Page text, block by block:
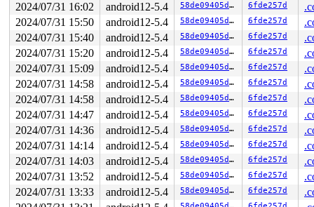
2024/07/31 16:02
android12-5.4 58de09405d1e 6fde257d
2024/07/31 15:50
android12-5.4 58de09405d1e 6fde257d
2024/07/31 15:40
android12-5.4 58de09405d1e 6fde257d
2024/07/31 15:20
android12-5.4 58de09405d1e 6fde257d
2024/07/31 15:09
android12-5.4 58de09405d1e 6fde257d
2024/07/31 14:58
android12-5.4 58de09405d1e 6fde257d
2024/07/31 14:58
android12-5.4 58de09405d1e 6fde257d
2024/07/31 14:47
android12-5.4 58de09405d1e 6fde257d
2024/07/31 14:36
android12-5.4 58de09405d1e 6fde257d
2024/07/31 14:14
android12-5.4 58de09405d1e 6fde257d
2024/07/31 14:03
android12-5.4 58de09405d1e 6fde257d
2024/07/31 13:52
android12-5.4 58de09405d1e 6fde257d
2024/07/31 13:33
android12-5.4 58de09405d1e 6fde257d